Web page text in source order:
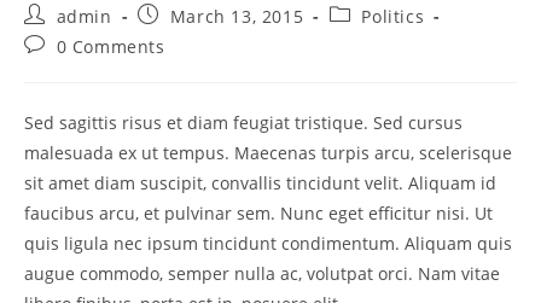
Post
author:
admin
Post
published:
March 13, 2015
PostPolitics
Post0 Comments
Sed sagittis risus et diam feugiat tristique. Sed cursus
malesuada ex ut tempus. Maecenas turpis arcu, scelerisque
sit amet diam suscipit, convallis tincidunt velit. Aliquam id
faucibus arcu, et pulvinar sem. Nunc eget efficitur nisi. Ut
quis ligula nec ipsum tincidunt condimentum. Aliquam quis
augue commodo, semper nulla ac, volutpat orci. Nam vitae